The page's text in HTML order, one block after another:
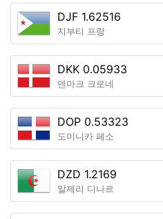
DJF 1.62516
지부티 프랑
DKK 0.05933
덴마크 크로네
DOP 0.53323
도미니카 페소
DZD 1.2169
알제리 디나르